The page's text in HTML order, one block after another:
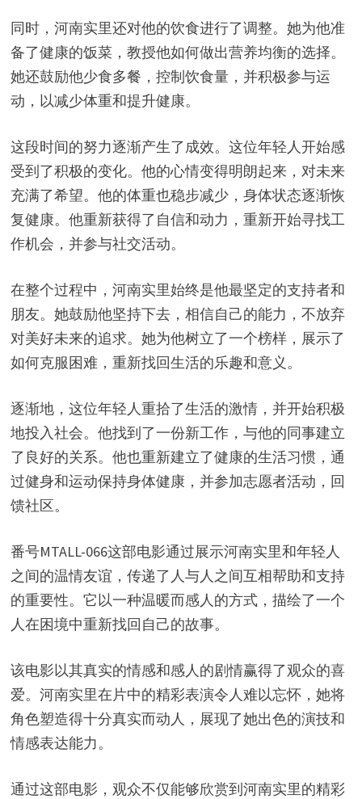
同时，河南实里还对他的饮食进行了调整。她为他准
备了健康的饭菜，教授他如何做出营养均衡的选择。
她还鼓励他少食多餐，控制饮食量，并积极参与运
动，以减少体重和提升健康。
这段时间的努力逐渐产生了成效。这位年轻人开始感
受到了积极的变化。他的心情变得明朗起来，对未来
充满了希望。他的体重也稳步减少，身体状态逐渐恢
复健康。他重新获得了自信和动力，重新开始寻找工
作机会，并参与社交活动。
在整个过程中，河南实里始终是他最坚定的支持者和
朋友。她鼓励他坚持下去，相信自己的能力，不放弃
对美好未来的追求。她为他树立了一个榜样，展示了
如何克服困难，重新找回生活的乐趣和意义。
逐渐地，这位年轻人重拾了生活的激情，并开始积极
地投入社会。他找到了一份新工作，与他的同事建立
了良好的关系。他也重新建立了健康的生活习惯，通
过健身和运动保持身体健康，并参加志愿者活动，回
馈社区。
番号MTALL-066这部电影通过展示河南实里和年轻人
之间的温情友谊，传递了人与人之间互相帮助和支持
的重要性。它以一种温暖而感人的方式，描绘了一个
人在困境中重新找回自己的故事。
该电影以其真实的情感和感人的剧情赢得了观众的喜
爱。河南实里在片中的精彩表演令人难以忘怀，她将
角色塑造得十分真实而动人，展现了她出色的演技和
情感表达能力。
通过这部电影，观众不仅能够欣赏到河南实里的精彩